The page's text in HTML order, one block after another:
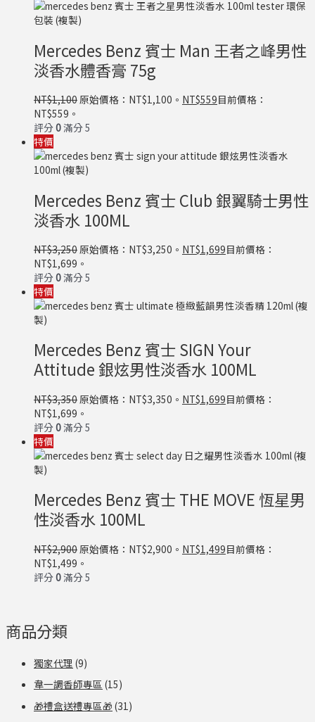
商品分類
獨家代理 (9)
韋一調香師專區 (15)
🎁禮盒送禮專區🎁 (31)
Mercedes Benz 賓士 Man 王者之峰男性
淡香水體香膏 75g
NT$1,100原始價格：NT$1,100。 NT$559目前價格：
NT$559。
評分 0滿分 5
特價
Mercedes Benz 賓士 Club 銀翼騎士男性
淡香水 100ML
NT$3,250 原始價格：NT$3,250。 NT$1,699目前價格：
NT$1,699。
評分 0滿分 5
特價
Mercedes Benz 賓士 SIGN Your
Attitude 銀炫男性淡香水 100ML
NT$3,350 原始價格：NT$3,350。 NT$1,699目前價格：
NT$1,699。
評分 0滿分 5
特價
Mercedes Benz 賓士 THE MOVE 恆星男
性淡香水 100ML
NT$2,900 原始價格：NT$2,900。 NT$1,499目前價格：
NT$1,499。
評分 0滿分 5